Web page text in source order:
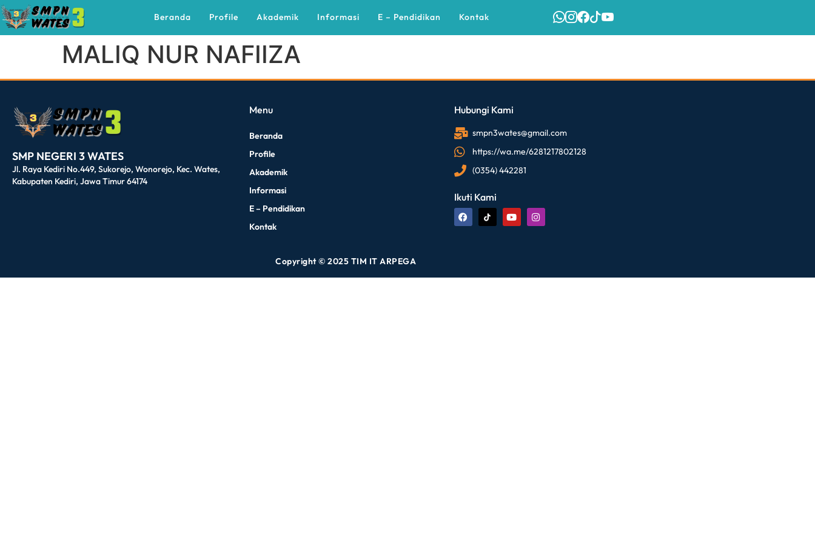
Beranda Profile Akademik Informasi E – Pendidikan Kontak
MALIQ NUR NAFIIZA
SMP NEGERI 3 WATES
Jl. Raya Kediri No.449, Sukorejo, Wonorejo, Kec. Wates,
Kabupaten Kediri, Jawa Timur 64174
Menu
Beranda
Profile
Akademik
Informasi
E – Pendidikan
Kontak
Hubungi Kami
smpn3wates@gmail.com
https://wa.me/6281217802128
(0354) 442281
Ikuti Kami
Copyright © 2025 TIM IT ARPEGA